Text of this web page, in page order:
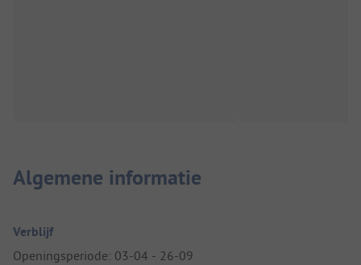
Algemene informatie
Verblijf
Openingsperiode: 03-04 - 26-09